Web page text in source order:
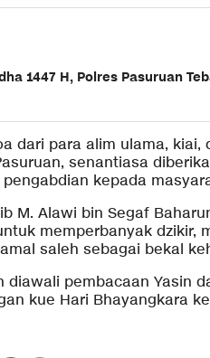
1447 H, Polres Pasuruan
dari para alim ulama,
senantiasa
kepada
M. Alawi bin Segaf
memperbanyak dzikir,
saleh sebagai bekal
diawali pembacaan Yasin
kue Hari Bhayangkara